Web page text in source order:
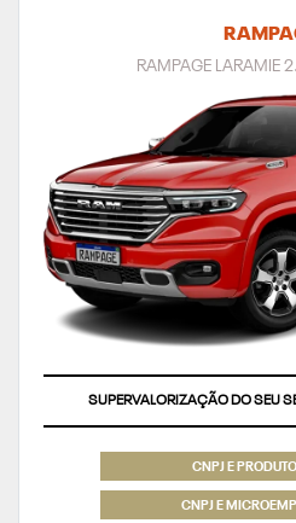
RAMPAGE LARAMIE
SUPERVALORIZAÇÃO DO SEU
CNPJ E
CNPJ E